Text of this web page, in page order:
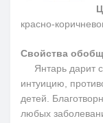
красно-
Свойства
Янтарь дарит
интуицию,
детей.
любых